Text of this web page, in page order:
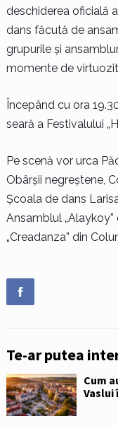
deschiderea oficială
dans făcută de
grupurile și
momente de
Începând cu ora
seară a Festivalului
Pe scenă vor urca
Obârșii negreștene,
Școala de dans
Ansamblul
„Creadanza” din
Te-ar putea
Cum
Vaslui